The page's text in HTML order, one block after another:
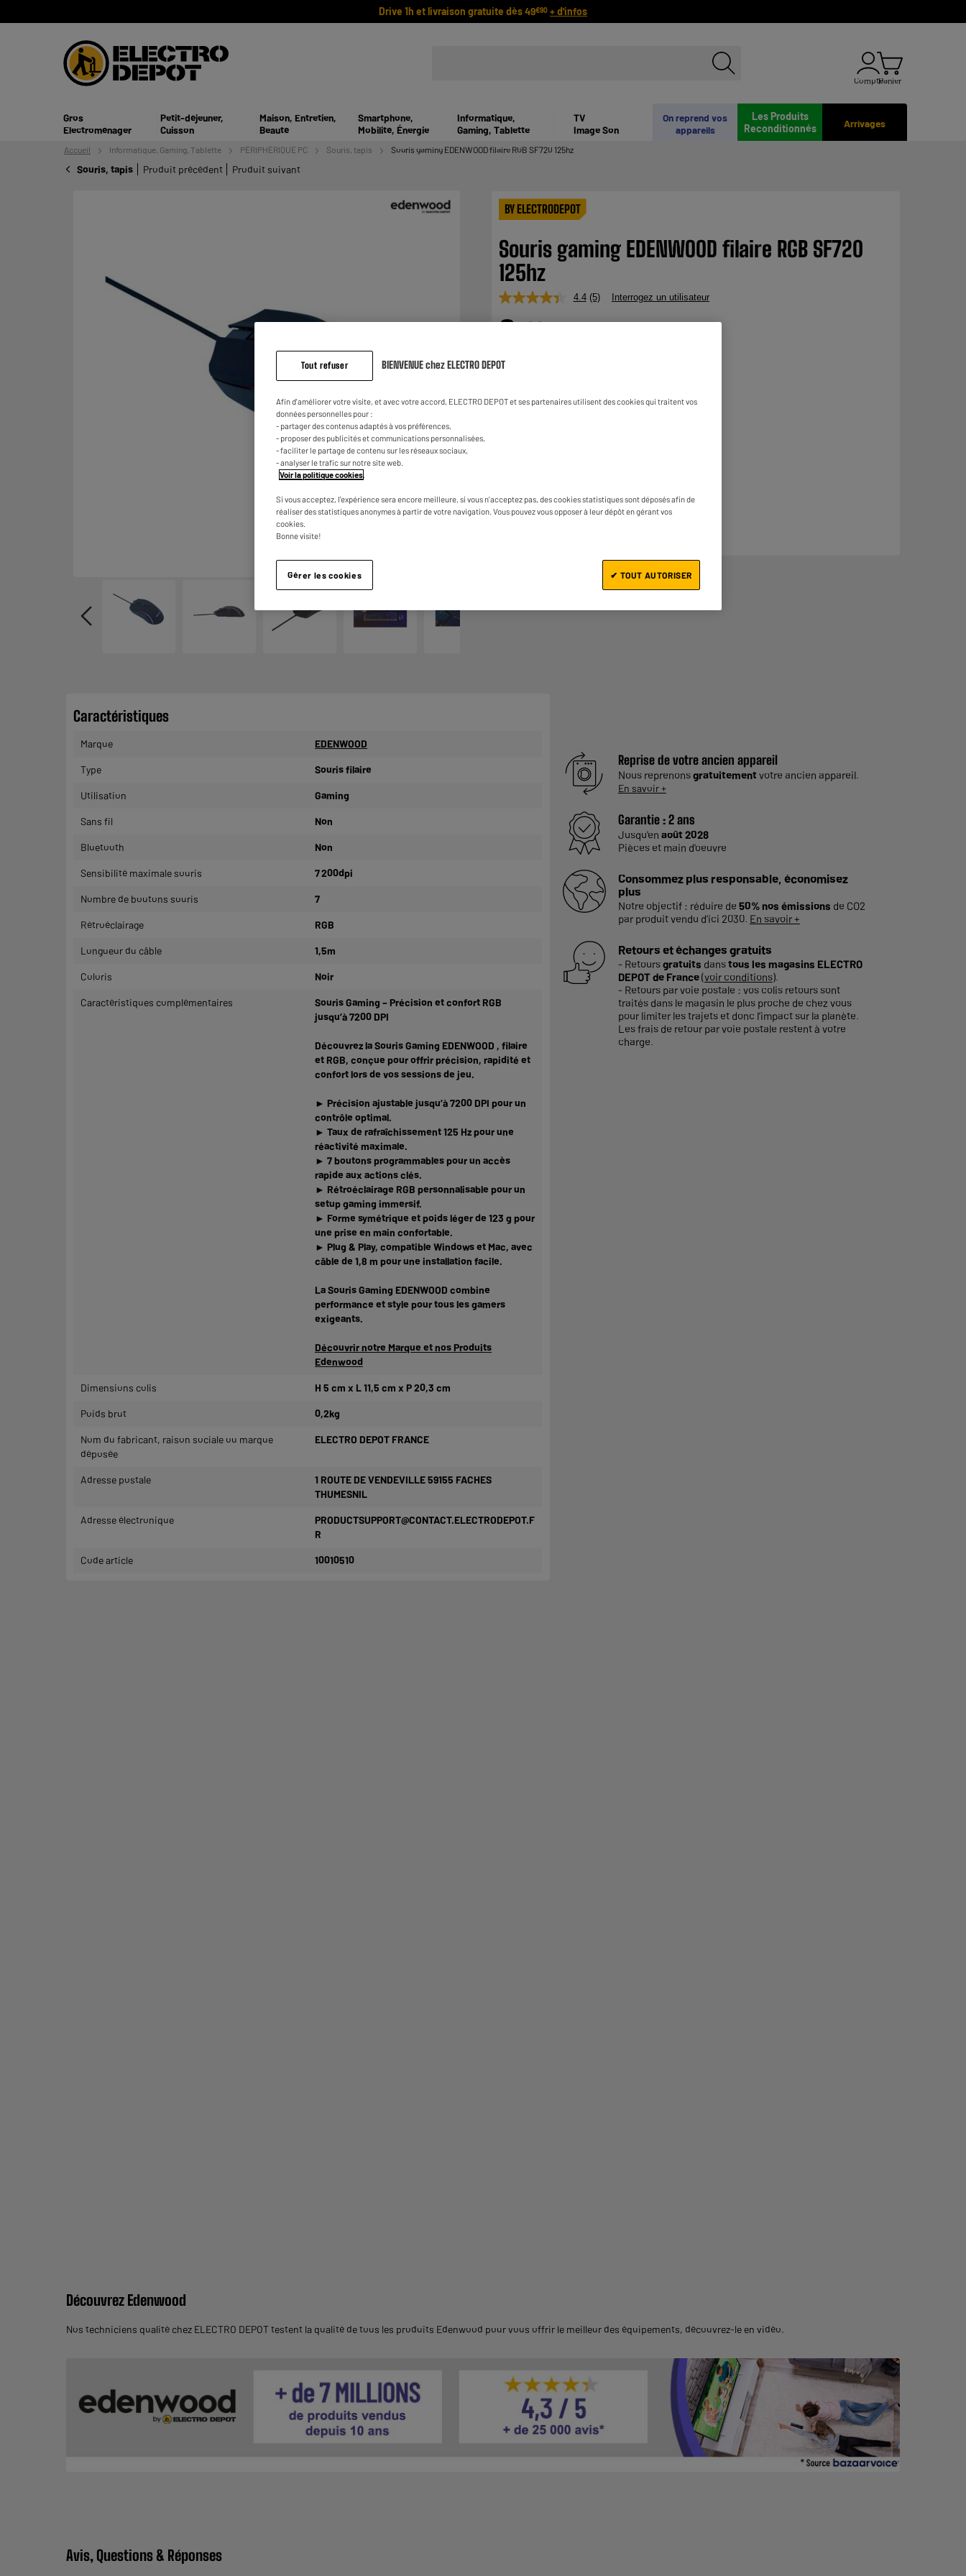
Drive 1h et livraison gratuite dès 49€90 + d'infos
ComptePanier
Arrivages
Les Produits
Reconditionnés
On reprend vos
appareils
Gros
Electroménager
Petit-déjeuner,
Cuisson
Maison, Entretien,
Beauté
Smartphone,
Mobilité, Énergie
Informatique,
Gaming, Tablette
TV
Image Son
Accueil Informatique, Gaming, Tablette PÉRIPHÉRIQUE PC Souris, tapis Souris gaming EDENWOOD filaire RGB SF720 125hz
Souris, tapis Produit précédent Produit suivant
BY ELECTRODEPOT
Souris gaming EDENWOOD filaire RGB SF720
125hz
4.4 Lire
avis.
(5) Interrogez un utilisateur
9
Dont
Ajouter au panier
Reprise de votre ancien appareil
Nous reprenonsgratuitement votre ancien appareil.
En savoir +
Garantie :2 ans
Jusqu'en août 2028
Pièces et main d'oeuvre
Consommez plus responsable, économisez
plus
Notre objectif : réduire de 50% nos émissions de CO2
par produit vendu d'ici 2030. En savoir +
Retours et échanges gratuits
- Retoursgratuits danstous les magasins ELECTRO
DEPOT de France(voir conditions).
- Retours par voie postale : vos colis retours sont
traités dans le magasin le plus proche de chez vous
pour limiter les trajets et donc l’impact sur la planète.
Les frais de retour par voie postale restent à votre
charge.
Caractéristiques
Marque EDENWOOD
Type Souris filaire
Utilisation Gaming
Sans fil Non
Bluetooth Non
Sensibilité maximale souris 7 200dpi
Nombre de boutons souris 7
Rétroéclairage RGB
Longueur du câble 1,5m
Coloris Noir
Caractéristiques complémentaires
Souris Gaming – Précision et confort RGB
jusqu’à 7200 DPI
Découvrez la Souris Gaming EDENWOOD , filaire
et RGB, conçue pour offrir précision, rapidité et
confort lors de vos sessions de jeu.
► Précision ajustable jusqu’à 7200 DPI pour un
contrôle optimal.
► Taux de rafraîchissement 125 Hz pour une
réactivité maximale.
► 7 boutons programmables pour un accès
rapide aux actions clés.
► Rétroéclairage RGB personnalisable pour un
setup gaming immersif.
► Forme symétrique et poids léger de 123 g pour
une prise en main confortable.
► Plug & Play, compatible Windows et Mac, avec
câble de 1,8 m pour une installation facile.
La Souris Gaming EDENWOOD combine
performance et style pour tous les gamers
exigeants.
Découvrir notre Marque et nos Produits
Edenwood
Dimensions colis H 5 cm x L 11,5 cm x P 20,3 cm
Poids brut 0,2kg
Nom du fabricant, raison sociale ou marque
déposée
ELECTRO DEPOT FRANCE
Adresse postale
1 ROUTE DE VENDEVILLE 59155 FACHES
THUMESNIL
Adresse électronique
PRODUCTSUPPORT@CONTACT.ELECTRODEPOT.F
R
Code article 10010510
Découvrez Edenwood
Nos techniciens qualité chez ELECTRO DEPOT testent la qualité de tous les produits Edenwood pour vous offrir le meilleur des équipements, découvrez-le en vidéo.
Avis, Questions & Réponses
Tout refuser BIENVENUE chez ELECTRO DEPOT
Afin d'améliorer votre visite, et avec votre accord, ELECTRO DEPOT et ses partenaires utilisent des cookies qui traitent vos
données personnelles pour :
- partager des contenus adaptés à vos préférences,
- proposer des publicités et communications personnalisées,
- faciliter le partage de contenu sur les réseaux sociaux,
- analyser le trafic sur notre site web.
Voir la politique cookies
Si vous acceptez, l'expérience sera encore meilleure, si vous n'acceptez pas, des cookies statistiques sont déposés afin de
réaliser des statistiques anonymes à partir de votre navigation. Vous pouvez vous opposer à leur dépôt en gérant vos
cookies.
Bonne visite!
Gérer les cookies ✔ TOUT AUTORISER